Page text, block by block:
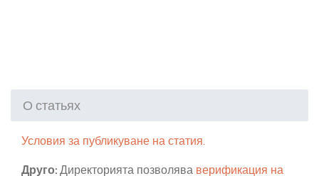
О статьях
Условия за публикуване на статия.
Друго: Директорията позволява верификация на